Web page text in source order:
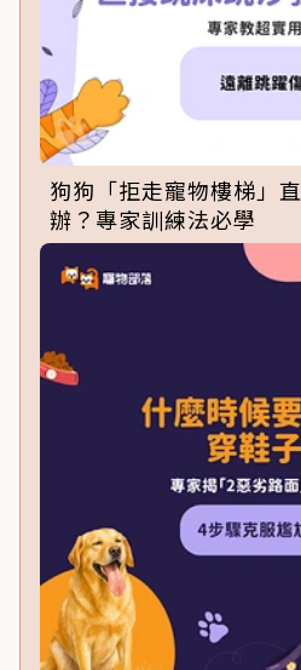
狗狗「拒走寵物樓梯」
辦？專家訓練法必學